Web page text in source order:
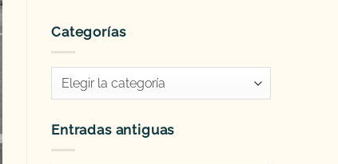
Categorías
Categorías
Entradas antiguas